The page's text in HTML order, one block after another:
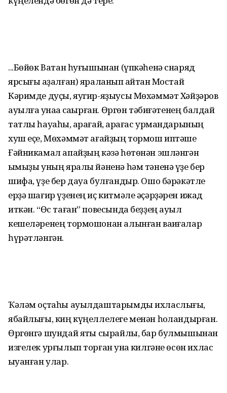
...Бөйөк Ватан һуғышынан (үпкәһенә снаряд
ярсығы ҡаҙалған) яраланып ҡайтҡан Мостай
Кәримде дуҫы, яугир-яҙыусы Мөхәммәт Хәйҙәров
ауылға ҡунаҡҡа саҡырған. Өргөн тәбиғәтенең балдай
татлы һауаһы, ҡарағай, ҡарағас урмандарының
хуш еҫе, Мөхәммәт ағайҙың тормош иптәше
Ғәйникамал апайҙың кәзә һөтөнән эшләнгән
ҡымыҙы уның яралы йәненә һәм тәненә үҙе бер
шифа, үҙе бер дауа булғандыр. Ошо бәрәкәтле
ерҙә шағир үҙенең иҫ китмәле әҫәрҙәрен ижад
иткән. “Өс таған” повесында беҙҙең ауыл
кешеләренең тормошонан алынған ваҡиғалар
һүрәтләнгән.
Ҡәләм оҫтаһы ауылдаштарымды ихласлығы,
ябайлығы, киң күңеллелеге менән һоҡландырған.
Өргөнгә шундай яҡты сырайлы, бар булмышынан
изгелек урғылып торған ҡунаҡ килгәне өсөн ихлас
ҡыуанған улар.